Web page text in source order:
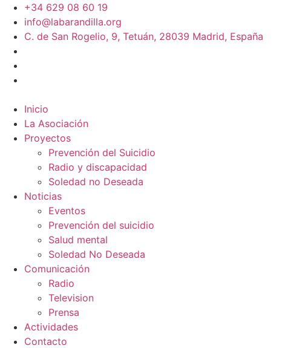
+34 629 08 60 19
info@labarandilla.org
C. de San Rogelio, 9, Tetuán, 28039 Madrid, España
Inicio
La Asociación
Proyectos
Prevención del Suicidio
Radio y discapacidad
Soledad no Deseada
Noticias
Eventos
Prevención del suicidio
Salud mental
Soledad No Deseada
Comunicación
Radio
Television
Prensa
Actividades
Contacto